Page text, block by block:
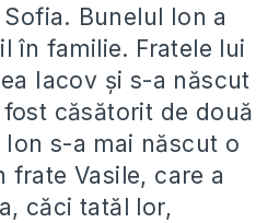
Bunelul Ion a
în familie. Fratele lui
Iacov și s-a născut
căsătorit de două
s-a mai născut o
frate Vasile, care a
căci tatăl lor,